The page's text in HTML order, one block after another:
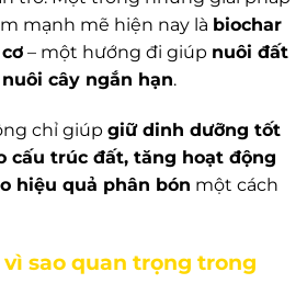
mạnh mẽ hiện nay là biochar
– một hướng đi giúp nuôi đất
cây ngắn hạn.
chỉ giúp giữ dinh dưỡng tốt
cấu trúc đất, tăng hoạt động
hiệu quả phân bón một cách
sao quan trọng trong